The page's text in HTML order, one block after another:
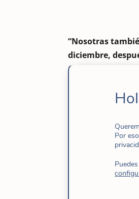
“Nosotras
diciembre,
Gloria sea dada
Guam
hasta 1898.
En algún
Por